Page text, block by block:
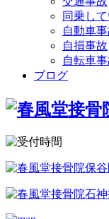
同乗し
自動車
自損事故
自転車
ブログ